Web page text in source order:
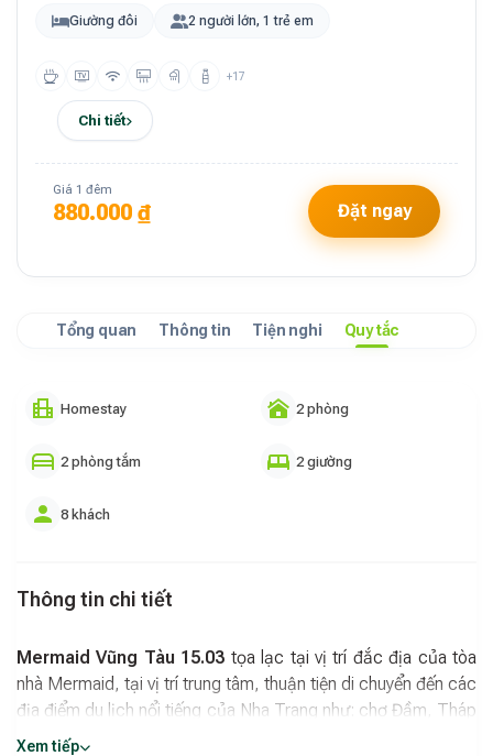
Giường đôi 2 người lớn, 1 trẻ em
+17
Chi tiết
Giá 1 đêm
880.000 ₫ Đặt ngay
Tổng quan Thông tin Tiện nghi Quy tắc
Homestay 2 phòng
2 phòng tắm 2 giường
8 khách
Thông tin chi tiết
Mermaid Vũng Tàu 15.03 tọa lạc tại vị trí đắc địa của tòa
nhà Mermaid, tại vị trí trung tâm, thuận tiện di chuyển đến các
địa điểm du lịch nổi tiếng của Nha Trang như: chợ Đầm, Tháp
Bà Ponagar, Vinpearl Land…, cách bãi tắm 50m đi bộ.
Xem tiếp